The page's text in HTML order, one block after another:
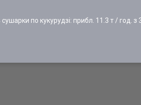
по кукурудзі: прибл. 11.3 т / год. з